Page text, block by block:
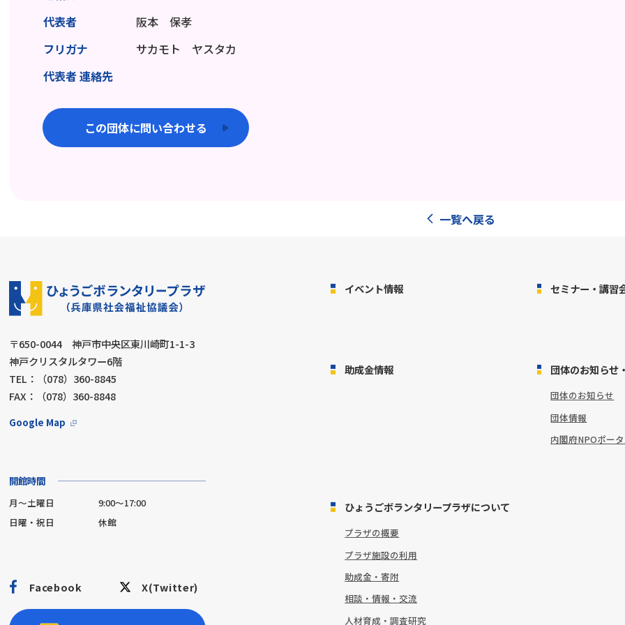
代表者
阪本 保孝
フリガナ
サカモト ヤスタカ
代表者 連絡先
この団体に問い合わせる
一覧へ戻る
〒650-0044 神戸市中央区東川崎町1-1-3
神戸クリスタルタワー6階
TEL：（078）360-8845
FAX：（078）360-8848
Google Map
開館時間
月～土曜日
9:00～17:00
日曜・祝日
休館
Facebook X(Twitter)
イベント情報 セミナー・講習
助成金情報 団体のお知らせ
団体のお知らせ
団体情報
内閣府NPOポー
ひょうごボランタリープラザについて
プラザの概要
プラザ施設の利用
助成金・寄附
相談・情報・交流
人材育成・調査研究